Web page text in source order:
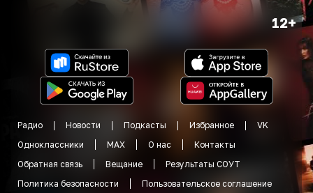
12+
Радио Новости Подкасты Избранное
VK
Одноклассники
MAX О нас
Контакты
Обратная связь
Вещание
Результаты СОУТ
Политика безопасности
Пользовательское соглашение